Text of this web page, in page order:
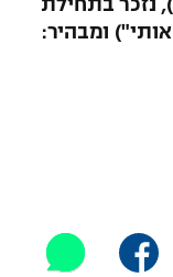
נזכר בתחילת
ומבהיר: